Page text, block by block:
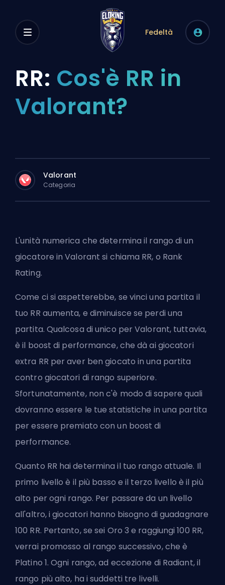
Fedeltà
RR: Cos'è RR in
Valorant?
Valorant
Categoria
L'unità numerica che determina il rango di un
giocatore in Valorant si chiama RR, o Rank
Rating.
Come ci si aspetterebbe, se vinci una partita il
tuo RR aumenta, e diminuisce se perdi una
partita. Qualcosa di unico per Valorant, tuttavia,
è il boost di performance, che dà ai giocatori
extra RR per aver ben giocato in una partita
contro giocatori di rango superiore.
Sfortunatamente, non c'è modo di sapere quali
dovranno essere le tue statistiche in una partita
per essere premiato con un boost di
performance.
Quanto RR hai determina il tuo rango attuale. Il
primo livello è il più basso e il terzo livello è il più
alto per ogni rango. Per passare da un livello
all'altro, i giocatori hanno bisogno di guadagnare
100 RR. Pertanto, se sei Oro 3 e raggiungi 100 RR,
verrai promosso al rango successivo, che è
Platino 1. Ogni rango, ad eccezione di Radiant, il
rango più alto, ha i suddetti tre livelli.